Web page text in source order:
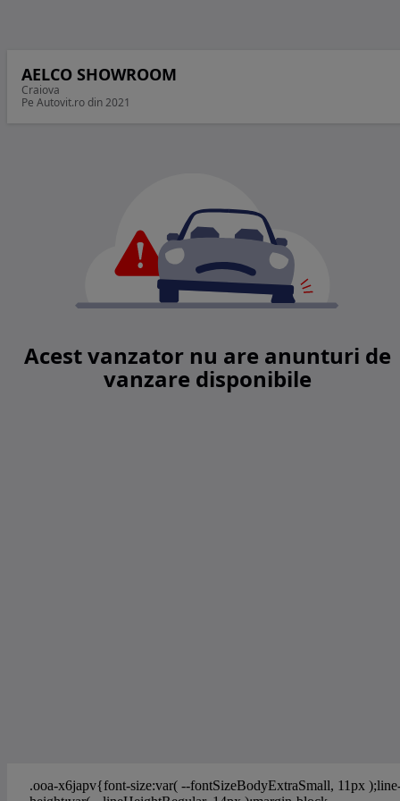
AELCO SHOWROOM
Craiova
Pe Autovit.ro din 2021
Acest vanzator nu are anunturi de
vanzare disponibile